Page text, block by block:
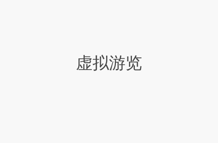
虚拟游览